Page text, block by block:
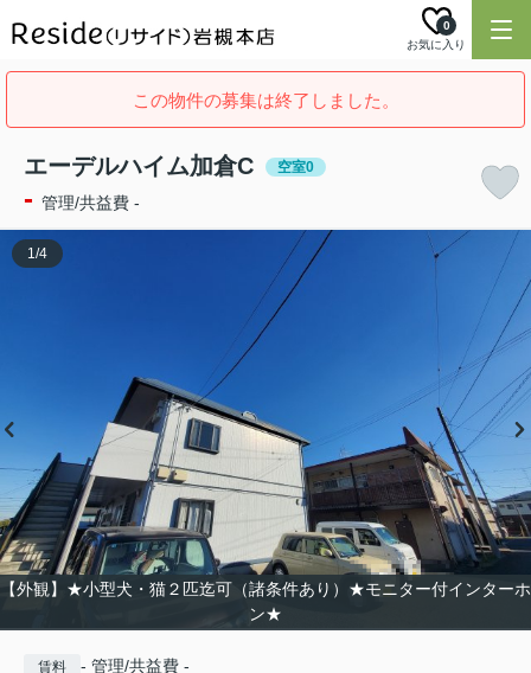
お気に入り
0
この物件の募集は終了しました。
エーデルハイム加倉C 空室0
- 管理/共益費 -
【外観】★小型犬・猫２匹迄可（諸条件あり）★モニター付インターホ
ン★
1/4
賃料 - 管理/共益費 -